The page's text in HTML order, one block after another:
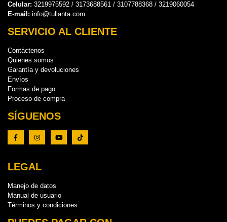
Celular: 3219975592 / 3173688561 / 3107788368 / 3219060054
E-mail: info@tullanta.com
SERVICIO AL CLIENTE
Contáctenos
Quienes somos
Garantía y devoluciones
Envíos
Formas de pago
Proceso de compra
SÍGUENOS
LEGAL
Manejo de datos
Manual de usuario
Términos y condiciones